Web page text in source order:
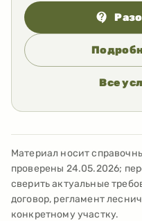
Все
Материал носит
проверены 24.05.2026;
сверить актуальные
договор, регламент
конкретному участку.